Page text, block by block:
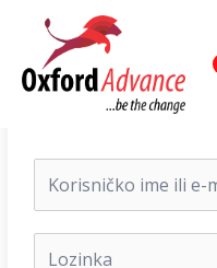
Dobrodošli nazad!